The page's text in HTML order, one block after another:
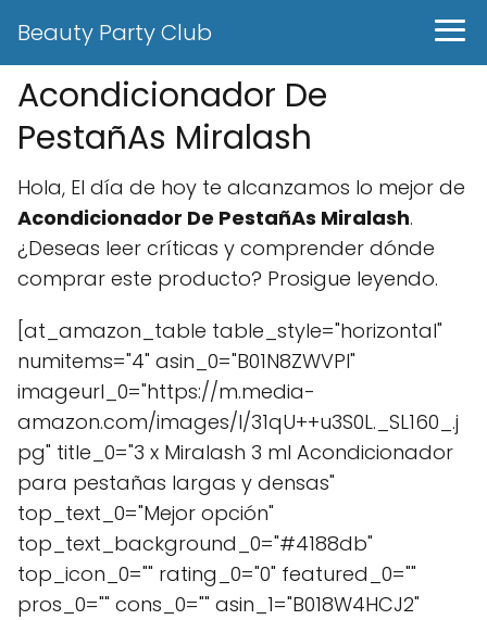
Beauty Party Club
Acondicionador De
PestañAs Miralash
Hola, El día de hoy te alcanzamos lo mejor de
Acondicionador De PestañAs Miralash.
¿Deseas leer críticas y comprender dónde
comprar este producto? Prosigue leyendo.
[at_amazon_table table_style="horizontal"
numitems="4" asin_0="B01N8ZWVPI"
imageurl_0="https://m.media-
amazon.com/images/I/31qU++u3S0L._SL160_.j
pg" title_0="3 x Miralash 3 ml Acondicionador
para pestañas largas y densas"
top_text_0="Mejor opción"
top_text_background_0="#4188db"
top_icon_0="" rating_0="0" featured_0=""
pros_0="" cons_0="" asin_1="B018W4HCJ2"